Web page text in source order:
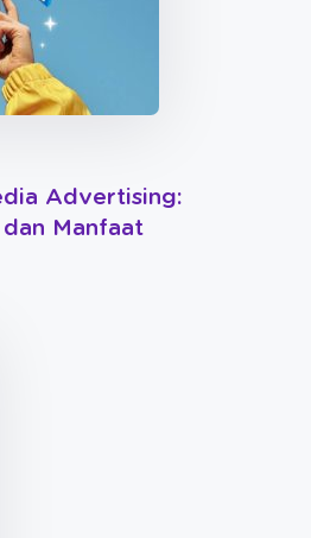
Advertising:
Manfaat